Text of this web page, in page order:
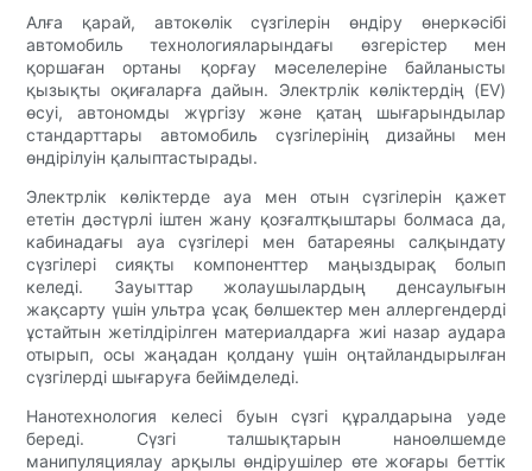
Алға қарай, автокөлік сүзгілерін өндіру өнеркәсібі
автомобиль технологияларындағы өзгерістер мен
қоршаған ортаны қорғау мәселелеріне байланысты
қызықты оқиғаларға дайын. Электрлік көліктердің (EV)
өсуі, автономды жүргізу және қатаң шығарындылар
стандарттары автомобиль сүзгілерінің дизайны мен
өндірілуін қалыптастырады.
Электрлік көліктерде ауа мен отын сүзгілерін қажет
ететін дәстүрлі іштен жану қозғалтқыштары болмаса да,
кабинадағы ауа сүзгілері мен батареяны салқындату
сүзгілері сияқты компоненттер маңыздырақ болып
келеді. Зауыттар жолаушылардың денсаулығын
жақсарту үшін ультра ұсақ бөлшектер мен аллергендерді
ұстайтын жетілдірілген материалдарға жиі назар аудара
отырып, осы жаңадан қолдану үшін оңтайландырылған
сүзгілерді шығаруға бейімделеді.
Нанотехнология келесі буын сүзгі құралдарына уәде
береді. Сүзгі талшықтарын наноөлшемде
манипуляциялау арқылы өндірушілер өте жоғары беттік